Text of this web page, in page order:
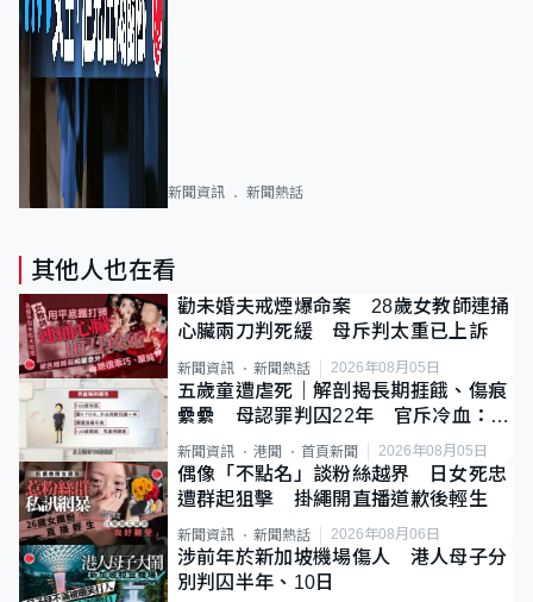
新聞資訊 新聞熱話
其他人也在看
勸未婚夫戒煙爆命案 28歲女教師連捅
心臟兩刀判死緩 母斥判太重已上訴
新聞資訊 新聞熱話 2026年08月05日
五歲童遭虐死｜解剖揭長期捱餓、傷痕
纍纍 母認罪判囚22年 官斥冷血：同
類案最惡劣
新聞資訊 港聞 首頁新聞 2026年08月05日
偶像「不點名」談粉絲越界 日女死忠
遭群起狙擊 掛繩開直播道歉後輕生
新聞資訊 新聞熱話 2026年08月06日
涉前年於新加坡機場傷人 港人母子分
別判囚半年、10日